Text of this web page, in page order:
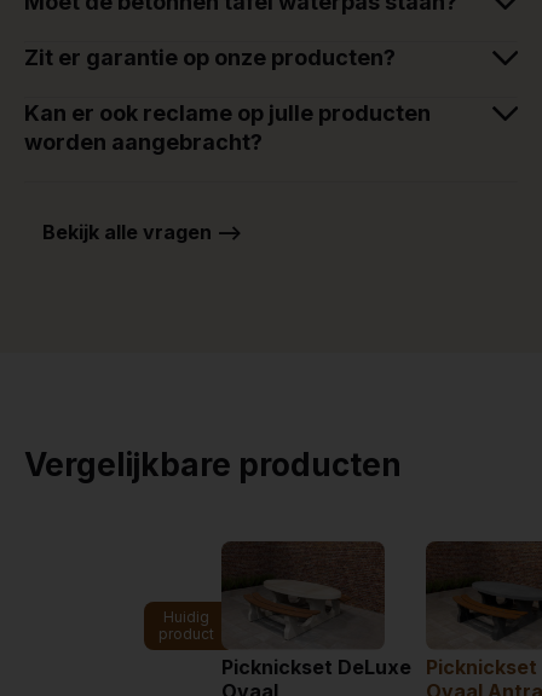
Zit er garantie op onze producten?
Kan er ook reclame op julle producten
worden aangebracht?
Bekijk alle vragen -->
Vergelijkbare producten
Huidig
product
Picknickset DeLuxe
Picknickset